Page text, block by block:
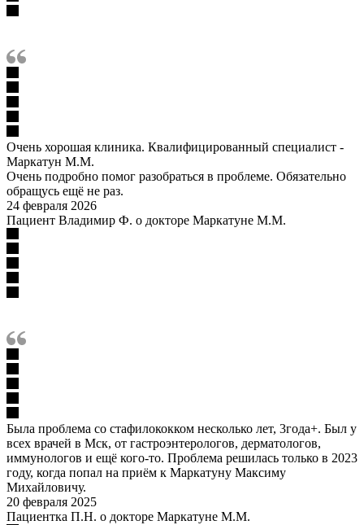
Очень хорошая клиника. Квалифицированный специалист -
Маркатун М.М.
Очень подробно помог разобраться в проблеме. Обязательно
обращусь ещё не раз.
24 февраля 2026
Пациент Владимир Ф. о докторе Маркатуне М.М.
Была проблема со стафилококком несколько лет, 3года+. Был у
всех врачей в Мск, от гастроэнтерологов, дерматологов,
иммунологов и ещё кого-то. Проблема решилась только в 2023
году, когда попал на приём к Маркатуну Максиму
Михайловичу.
20 февраля 2025
Пациентка П.Н. о докторе Маркатуне М.М.